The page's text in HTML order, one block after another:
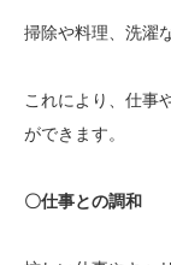
掃除や料理、洗濯
これにより、仕事
ができます。
〇仕事との調和